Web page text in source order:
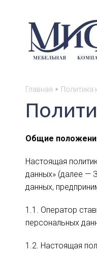
Главная Политика
Общие
Настоящая
данных» (далее —
данных,
1.1. Оператор
персональных
1.2. Настоящая